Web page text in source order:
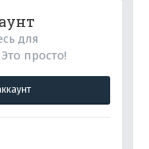
для
просто!